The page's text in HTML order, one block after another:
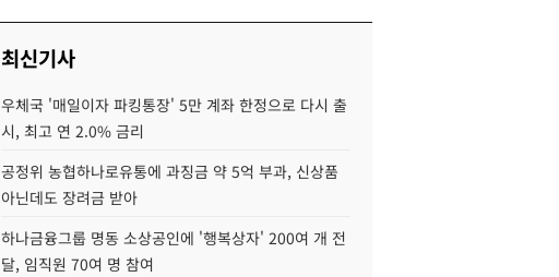
최신기사
우체국 '매일이자 파킹통장' 5만 계좌 한정으로 다시 출
시, 최고 연 2.0% 금리
공정위 농협하나로유통에 과징금 약 5억 부과, 신상품
아닌데도 장려금 받아
하나금융그룹 명동 소상공인에 '행복상자' 200여 개 전
달, 임직원 70여 명 참여